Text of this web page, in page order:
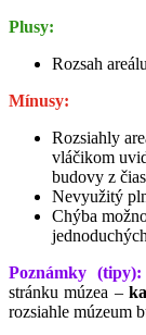
Plusy:
Rozsah
Mínusy:
Rozsiahly
vláčikom
budovy z
Nevyužitý
Chýba
Poznámky (tipy):
stránku múzea –
rozsiahle múzeum